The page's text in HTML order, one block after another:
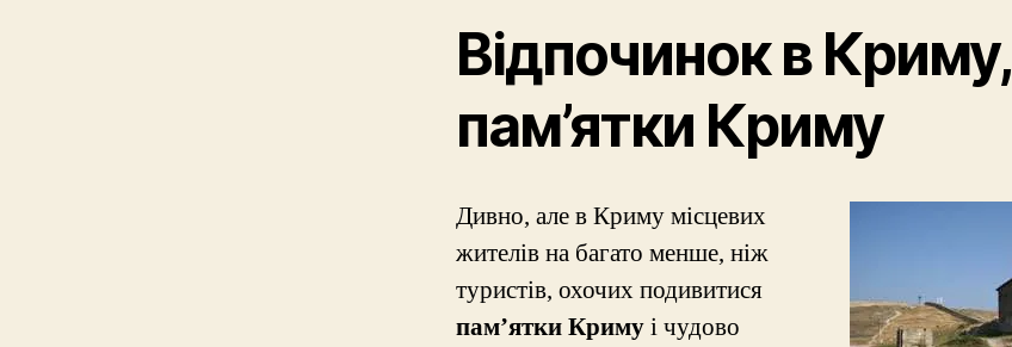
Відпочинок в Криму,
пам’ятки Криму
Дивно, але в Криму місцевих
жителів на багато менше, ніж
туристів, охочих подивитися
пам’ятки Кримуі чудово